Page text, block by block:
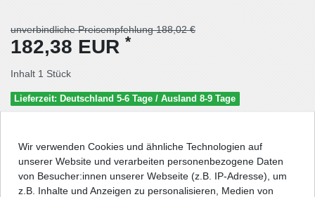
unverbindliche Preisempfehlung 188,02 €
182,38 EUR *
Inhalt 1 Stück
Lieferzeit: Deutschland 5-6 Tage / Ausland 8-9 Tage
Wunschliste
Wir verwenden Cookies und ähnliche Technologien auf
unserer Website und verarbeiten personenbezogene Daten
von Besucher:innen unserer Webseite (z.B. IP-Adresse), um
z.B. Inhalte und Anzeigen zu personalisieren, Medien von